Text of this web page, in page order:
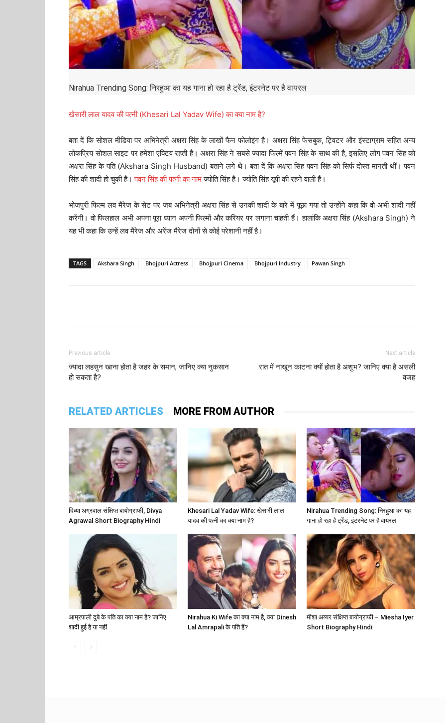
Nirahua Trending Song: निरहुआ का यह गाना हो रहा है ट्रेंड, इंटरनेट पर है वायरल
खेसारी लाल यादव की पत्नी (Khesari Lal Yadav Wife) का क्या नाम है?
बता दें कि सोशल मीडिया पर अभिनेत्री अक्षरा सिंह के लाखों फैन फोलोइंग है। अक्षरा सिंह फेसबुक, ट्विटर और इंस्टाग्राम सहित अन्य
लोकप्रिय सोशल साइट पर हमेशा एक्टिव रहती हैं। अक्षरा सिंह ने सबसे ज्यादा फिल्में पवन सिंह के साथ की है, इसलिए लोग पवन सिंह को
अक्षरा सिंह के पति (Akshara Singh Husband) बताने लगे थे। बता दें कि अक्षरा सिंह पवन सिंह को सिर्फ दोस्त मानती थीं। पवन
सिंह की शादी हो चुकी है।पवन सिंह की पत्नी का नामज्योति सिंह है। ज्योति सिंह यूपी की रहने वाली हैं।
भोजपुरी फिल्म लव मैरेज के सेट पर जब अभिनेत्री अक्षरा सिंह से उनकी शादी के बारे में पूछा गया तो उन्होंने कहा कि वो अभी शादी नहीं
करेंगी। वो फिलहाल अभी अपना पूरा ध्यान अपनी फिल्मों और करियर पर लगाना चाहती हैं। हालांकि अक्षरा सिंह (Akshara Singh) ने
यह भी कहा कि उन्हें लव मैरेज और अरेंज मैरेज दोनों से कोई परेशानी नहीं है।
TAGS Akshara Singh Bhojpuri Actress Bhojpuri Cinema Bhojpuri Industry Pawan Singh
Previous article
ज्यादा लहसुन खाना होता है जहर के समान, जानिए क्या नुकसान
हो सकता है?
Next article
रात में नाखून काटना क्यों होता है अशुभ? जानिए क्या है असली
वजह
RELATED ARTICLES MORE FROM AUTHOR
दिव्या अग्रवाल संक्षिप्त बायोग्राफी, Divya
Agrawal Short Biography Hindi
Khesari Lal Yadav Wife: खेसारी लाल
यादव की पत्नी का क्या नाम है?
Nirahua Trending Song: निरहुआ का यह
गाना हो रहा है ट्रेंड, इंटरनेट पर है वायरल
आम्रपाली दुबे के पति का क्या नाम है? जानिए
शादी हुई है या नहीं
Nirahua Ki Wife का क्या नाम है, क्या Dinesh
Lal Amrapali के पति हैं?
मीशा अय्यर संक्षिप्त बायोग्राफी – Miesha Iyer
Short Biography Hindi